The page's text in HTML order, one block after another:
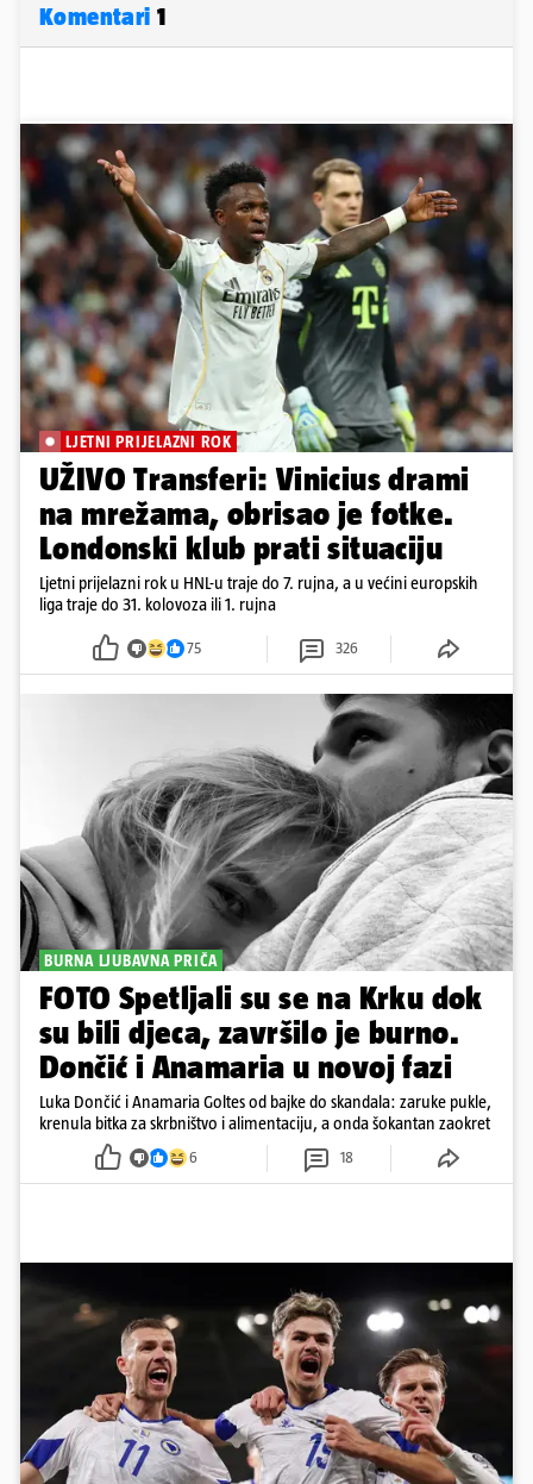
Komentari 1
LJETNI PRIJELAZNI ROK
UŽIVO Transferi: Vinicius drami
na mrežama, obrisao je fotke.
Londonski klub prati situaciju
Ljetni prijelazni rok u HNL-u traje do 7. rujna, a u većini europskih
liga traje do 31. kolovoza ili 1. rujna
75 326
BURNA LJUBAVNA PRIČA
FOTO Spetljali su se na Krku dok
su bili djeca, završilo je burno.
Dončić i Anamaria u novoj fazi
Luka Dončić i Anamaria Goltes od bajke do skandala: zaruke pukle,
krenula bitka za skrbništvo i alimentaciju, a onda šokantan zaokret
6 18